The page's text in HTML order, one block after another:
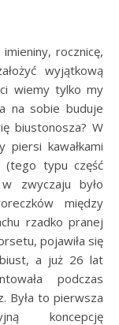
wyjątkową
wiemy tylko my
na sobie buduje
biustonosza? W
piersi kawałkami
(tego typu część
zwyczaju było
między
rzadko pranej
pojawiła się
a już 26 lat
podczas
Była to pierwsza
koncepcję